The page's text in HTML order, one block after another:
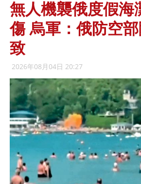
無人機襲俄度假海
傷 烏軍：俄防空
致
2026年08月04日 20:27